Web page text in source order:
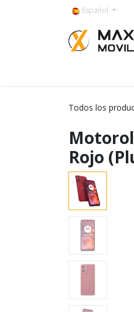
Español
Todos los
Rojo